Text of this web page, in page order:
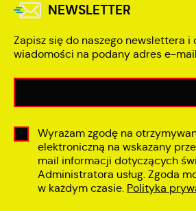
NEWSLETTER
Zapisz się do naszego newslettera i
wiadomości na podany adres e-mail
Wyrażam zgodę na
elektroniczną na wskazany
mail informacji dotyczących
Administratora usług. Zgoda
w każdym czasie. Polityka